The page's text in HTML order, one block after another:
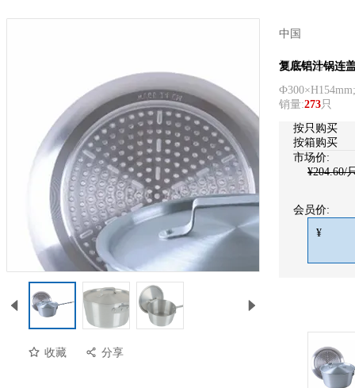
铝合金
收藏 分享
中国
酒总精选
复底铝汁锅连
销量:273只
按只购买
按箱购买
市场价:
¥204.60/
会员价:
¥